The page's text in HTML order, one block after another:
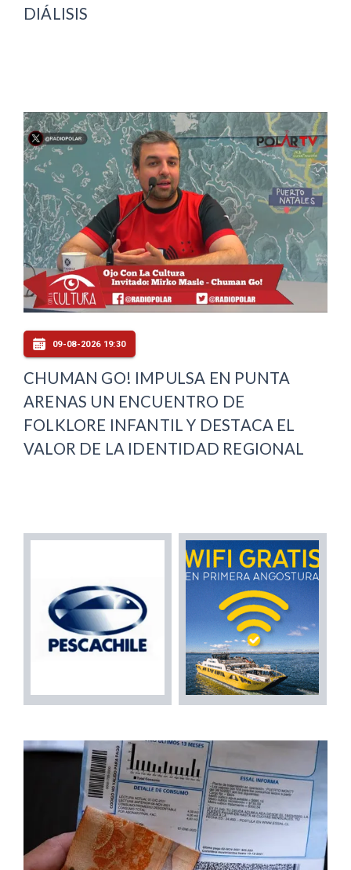
DIÁLISIS
09-08-2026 19:30
CHUMAN GO! IMPULSA EN PUNTA
ARENAS UN ENCUENTRO DE
FOLKLORE INFANTIL Y DESTACA EL
VALOR DE LA IDENTIDAD REGIONAL